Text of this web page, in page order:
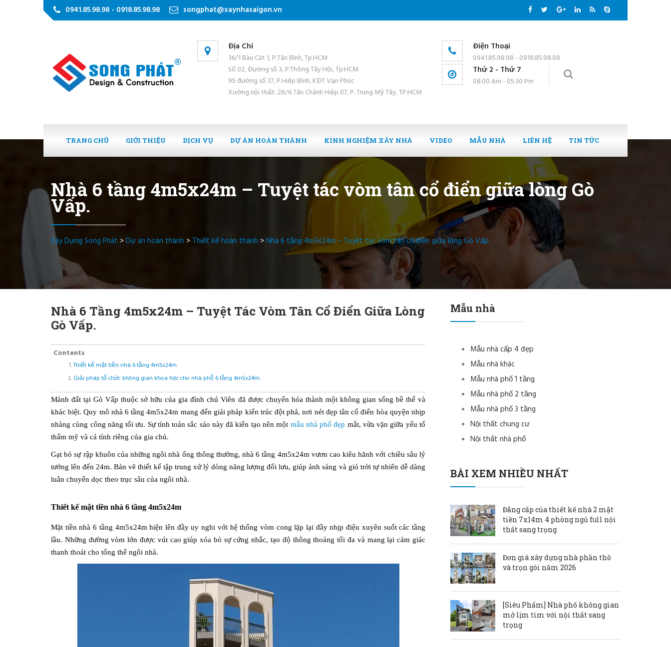
0941.85.98.98 - 0918.85.98.98 songphat@xaynhasaigon.vn
Địa Chỉ
36/1 Bàu Cát 1, P.Tân Bình, Tp.HCM
Số 02, Đường số 3, P.Thông Tây Hội, Tp.HCM
95 đường số 37, P.Hiệp Bình, KĐT Vạn Phúc
Xưởng nội thất: 28/6 Tân Chánh Hiệp 07, P. Trung Mỹ Tây, TP.HCM
Điện Thoại
0941.85.98.98 - 0918.85.98.98
Thứ 2 - Thứ 7
08.00 Am - 05.30 Pm
TRANG CHỦ GIỚI THIỆU DỊCH VỤ DỰ ÁN HOÀN THÀNH KINH NGHIỆM XÂY NHÀ VIDEO MẪU NHÀ LIÊN HỆ TIN TỨC
Nhà 6 tầng 4m5x24m – Tuyệt tác vòm tân cổ điển giữa lòng Gò
Vấp.
Xây Dựng Song Phát >Dự án hoàn thành > Thiết kế hoàn thành >Nhà 6 tầng 4m5x24m – Tuyệt tác vòm tân cổ điển giữa lòng Gò Vấp.
Nhà 6 Tầng 4m5x24m – Tuyệt Tác Vòm Tân Cổ Điển Giữa Lòng
Gò Vấp.
Contents
Thiết kế mặt tiền nhà 6 tầng 4m5x24m
Giải pháp tổ chức không gian khoa học cho nhà phố 6 tầng 4m5x24m.
Mảnh đất tại Gò Vấp thuộc sở hữu của gia đình chú Viên đã được chuyển hóa thành một không gian sống bề thế và
khác biệt. Quy mô nhà 6 tầng 4m5x24m mang đến giải pháp kiến trúc đột phá, nơi nét đẹp tân cổ điển hòa quyện nhịp
nhàng cùng công năng tối ưu. Sự tính toán sắc sảo này đã kiến tạo nên một mẫu nhà phố đẹp mắt, vừa vặn giữa yếu tố
thẩm mỹ và cá tính riêng của gia chủ.
Gạt bỏ sự rập khuôn của những ngôi nhà ống thông thường, nhà 6 tầng 4m5x24m vươn cao kiêu hãnh với chiều sâu lý
tưởng lên đến 24m. Bản vẽ thiết kế tập trung xử lý dòng năng lượng đối lưu, giúp ánh sáng và gió trời tự nhiên dễ dàng
luân chuyển dọc theo trục sâu của ngôi nhà.
Thiết kế mặt tiền nhà 6 tầng 4m5x24m
Mặt tiền nhà 6 tầng 4m5x24m hiện lên đầy uy nghi với hệ thống vòm cong lặp lại đầy nhịp điệu xuyên suốt các tầng
lầu. Những đường vòm lớn được vút cao giúp xóa bỏ sự cứng nhắc, tạo độ thông thoáng tối đa và mang lại cảm giác
thanh thoát cho tổng thể ngôi nhà.
Mẫu nhà
Mẫu nhà cấp 4 đẹp
Mẫu nhà khác
Mẫu nhà phố 1 tầng
Mẫu nhà phố 2 tầng
Mẫu nhà phố 3 tầng
Nội thất chung cư
Nội thất nhà phố
BÀI XEM NHIỀU NHẤT
Đẳng cấp của thiết kế nhà 2 mặt
tiền 7x14m 4 phòng ngủ full nội
thất sang trọng
Đơn giá xây dựng nhà phần thô
và trọn gói năm 2026
[Siêu Phẩm] Nhà phố không gian
mở lịm tim với nội thất sang
trọng